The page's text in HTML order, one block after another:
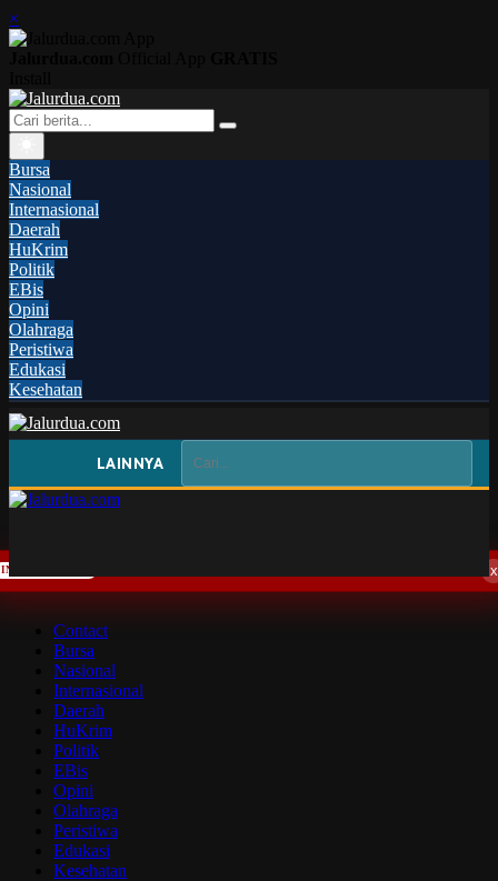
×
Bursa
Nasional
Internasional
Daerah
HuKrim
Politik
EBis
Opini
Olahraga
Peristiwa
Edukasi
Kesehatan
LAINNYA
Contact
Bursa
Nasional
Internasional
Daerah
HuKrim
Politik
EBis
Opini
Olahraga
Peristiwa
Edukasi
Kesehatan
x
INTERNASIONAL